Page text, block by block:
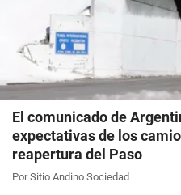
El comunicado de
expectativas de los
reapertura del Paso
Por Sitio Andino Sociedad